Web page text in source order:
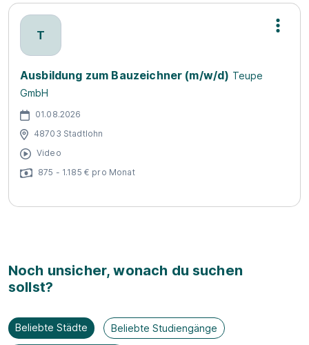
T
Ausbildung zum Bauzeichner (m/w/d) Teupe
GmbH
01.08.2026
48703 Stadtlohn
Video
875 - 1.185 € pro Monat
Noch unsicher, wonach du suchen
sollst?
Beliebte Städte Beliebte Studiengänge